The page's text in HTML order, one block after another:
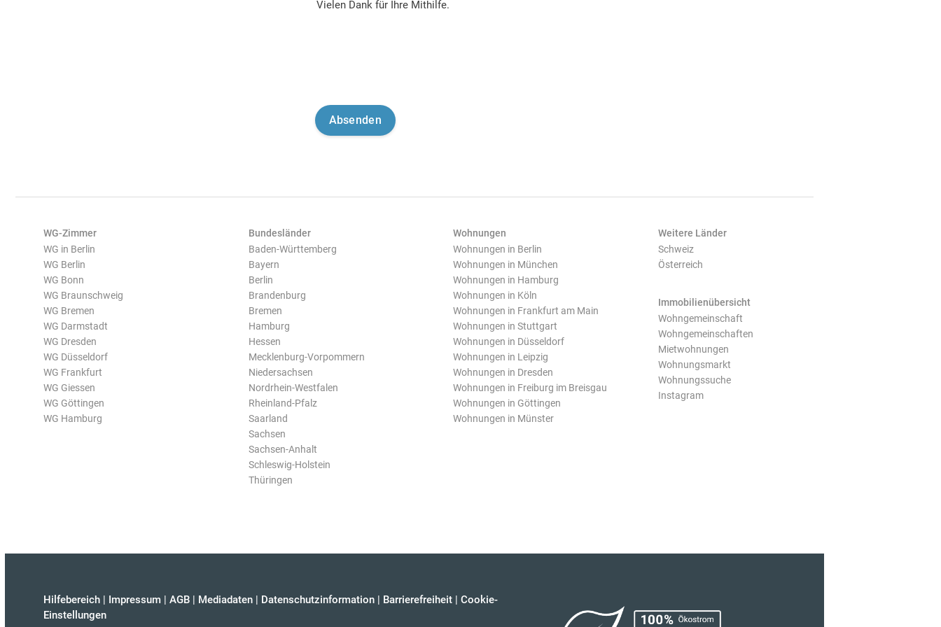
Vielen Dank für Ihre Mithilfe.
WG-Zimmer
WG in Berlin
WG Berlin
WG Bonn
WG Braunschweig
WG Bremen
WG Darmstadt
WG Dresden
WG Düsseldorf
WG Frankfurt
WG Giessen
WG Göttingen
WG Hamburg
Bundesländer
Baden-Württemberg
Bayern
Berlin
Brandenburg
Bremen
Hamburg
Hessen
Mecklenburg-Vorpommern
Niedersachsen
Nordrhein-Westfalen
Rheinland-Pfalz
Saarland
Sachsen
Sachsen-Anhalt
Schleswig-Holstein
Thüringen
Wohnungen
Wohnungen in Berlin
Wohnungen in München
Wohnungen in Hamburg
Wohnungen in Köln
Wohnungen in Frankfurt am Main
Wohnungen in Stuttgart
Wohnungen in Düsseldorf
Wohnungen in Leipzig
Wohnungen in Dresden
Wohnungen in Freiburg im Breisgau
Wohnungen in Göttingen
Wohnungen in Münster
Weitere Länder
Schweiz
Österreich
Immobilienübersicht
Wohngemeinschaft
Wohngemeinschaften
Mietwohnungen
Wohnungsmarkt
Wohnungssuche
Instagram
Hilfebereich | Impressum | AGB | Mediadaten | Datenschutzinformation | Barrierefreiheit | Cookie-
Einstellungen